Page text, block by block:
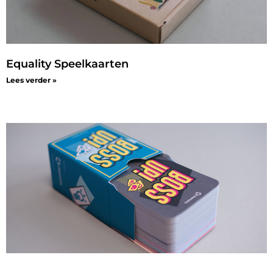
Equality Speelkaarten
Lees verder »